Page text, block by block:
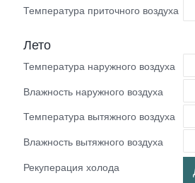
Температура приточного воздуха
Лето
Температура наружного воздуха
Влажность наружного воздуха
Температура вытяжного воздуха
Влажность вытяжного воздуха
Рекуперация холода